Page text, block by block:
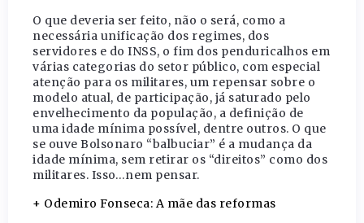
O que deveria ser feito, não o será, como a
necessária unificação dos regimes, dos
servidores e do INSS, o fim dos penduricalhos em
várias categorias do setor público, com especial
atenção para os militares, um repensar sobre o
modelo atual, de participação, já saturado pelo
envelhecimento da população, a definição de
uma idade mínima possível, dentre outros. O que
se ouve Bolsonaro “balbuciar” é a mudança da
idade mínima, sem retirar os “direitos” como dos
militares. Isso…nem pensar.
+ Odemiro Fonseca: A mãe das reformas